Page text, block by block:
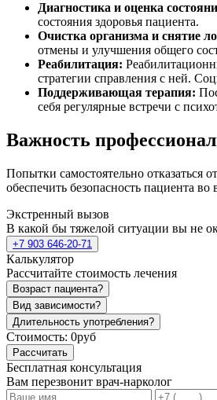
Диагностика и оценка
состояния здоровья пациента.
Очистка организма и снятие
отмены и улучшения общего
Реабилитация:
стратегии справления с ней.
Поддерживающая терапия:
себя регулярные встречи с
Важность
Попытки самостоятельно отказаться
обеспечить безопасность пациента
Экстренный вызов
В какой бы тяжелой ситуации вы не
+7 903 646-20-71
Калькулятор
Рассчитайте стоимость лечения
Возраст пациента?
Вид зависимости?
Длительность употребления?
Стоимость: 0руб
Рассчитать
Бесплатная консультация
Вам перезвонит врач-нарколог